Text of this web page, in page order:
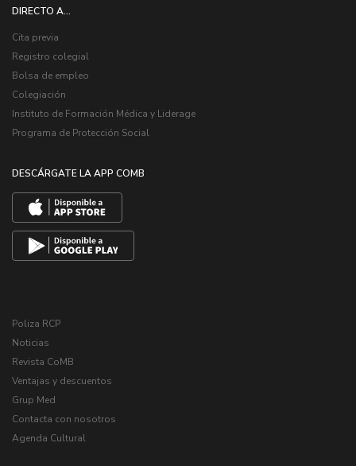
DIRECTO A...
Cita previa
Registro colegial
Bolsa de empleo
Colegiación
Instituto de Formación Médica y Liderage
Programa de Protección Social
DESCÁRGATE LA APP COMB
Poliza RCP
Noticias
Revista CoMB
Ventajas y descuentos
Grup Med
Contacta con nosotros
Agenda Cultural